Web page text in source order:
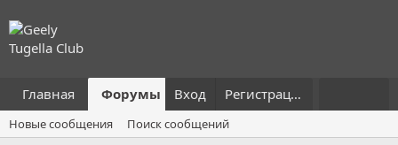
Главная Форумы Что нового?
Вход Регистрация
Новые сообщения Поиск сообщений